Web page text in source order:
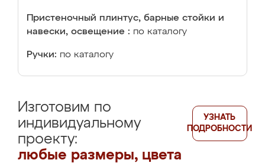
Пристеночный плинтус, барные стойки и
навески, освещение : по каталогу
Ручки: по каталогу
Изготовим по
индивидуальному
проекту:
любые размеры, цвета
УЗНАТЬ
ПОДРОБНОСТИ